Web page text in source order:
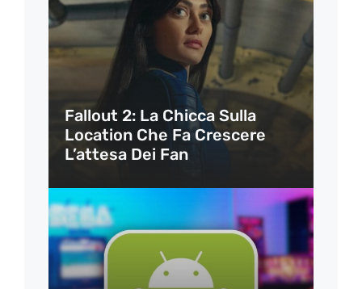
Fallout 2: La Chicca Sulla
Location Che Fa Crescere
L’attesa Dei Fan